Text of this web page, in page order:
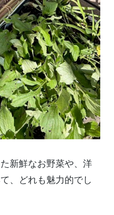
新鮮なお野菜や、洋
、どれも魅力的でし